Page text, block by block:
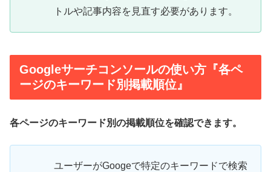
トルや記事内容を見直す必要があります。
Googleサーチコンソールの使い方『各ペ
ージのキーワード別掲載順位』
各ページのキーワード別の掲載順位を確認できます。
ユーザーがGoogeで特定のキーワードで検索